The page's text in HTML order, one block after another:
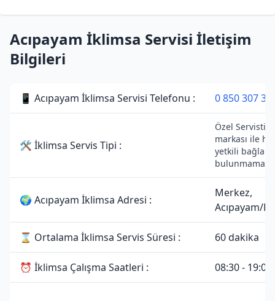
Acıpayam İklimsa Servisi İletişim
Bilgileri
📱 Acıpayam İklimsa Servisi Telefonu : 0 850 307 34
🛠 İklimsa Servis Tipi :
Özel Servistir.
markası ile
yetkili
🌍 Acıpayam İklimsa Adresi :
Merkez,
Acıpayam/
⌛ Ortalama İklimsa Servis Süresi : 60 dakika
⏰ İklimsa Çalışma Saatleri : 08:30 - 19:00